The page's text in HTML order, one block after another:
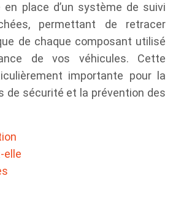
place d’un système de suivi
permettant de retracer
de chaque composant utilisé
de vos véhicules. Cette
importante pour la
de sécurité et la prévention des
elle